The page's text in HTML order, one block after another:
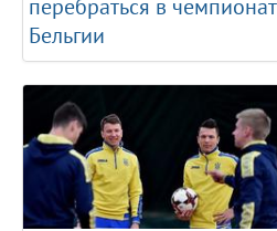
перебраться в чемпионат
Бельгии